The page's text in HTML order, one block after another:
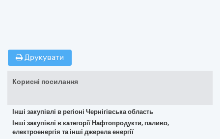
Друкувати
Корисні посилання
Інші закупівлі в регіоні Чернігівська область
Інші закупівлі в категорії Нафтопродукти, паливо,
електроенергія та інші джерела енергії